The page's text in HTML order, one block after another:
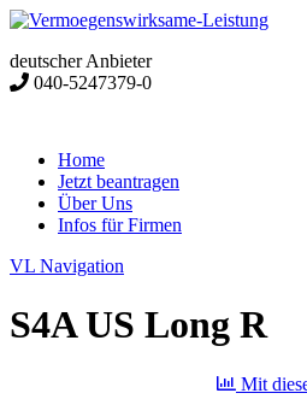
deutscher Anbieter
040-5247379-0
Home
Jetzt beantragen
Über Uns
Infos für Firmen
VL Navigation
S4A US Long R
Mit